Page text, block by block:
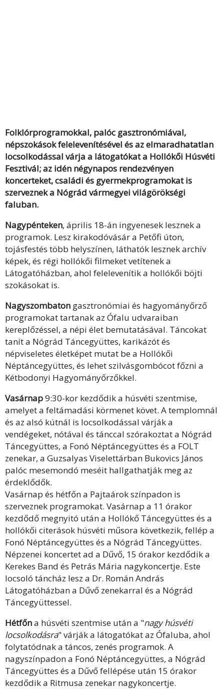
Folklórprogramokkal, palóc gasztronómiával,
népszokások felelevenítésével és az elmaradhatatlan
locsolkodással várja a látogatókat a Hollókői Húsvéti
Fesztivál; az idén négynapos rendezvényen
koncerteket, családi és gyermekprogramokat is
szerveznek a Nógrád vármegyei világörökségi
faluban.
Nagypénteken, április 18-án ingyenesek lesznek a
programok. Lesz kirakodóvásár a Petőfi úton,
tojásfestés több helyszínen, láthatók lesznek archív
képek, és régi hollókői filmeket vetítenek a
Látogatóházban, ahol felelevenítik a hollókői böjti
szokásokat is.
Nagyszombaton gasztronómiai és hagyományőrző
programokat tartanak az Ófalu udvaraiban
kereplőzéssel, a népi élet bemutatásával. Táncokat
tanít a Nógrád Táncegyüttes, karikázót és
népviseletes életképet mutat be a Hollókői
Néptáncegyüttes, és lehet szilvásgombócot főzni a
Kétbodonyi Hagyományőrzőkkel.
Vasárnap9:30-kor kezdődik a húsvéti szentmise,
amelyet a feltámadási körmenet követ. A templomnál
és az alsó kútnál is locsolkodással várják a
vendégeket, nótával és tánccal szórakoztat a Nógrád
Táncegyüttes, a Fonó Néptáncegyüttes és a FOLT
zenekar, a Guzsalyas Viselettárban Bukovics János
palóc mesemondó meséit hallgathatják meg az
érdeklődők.
Vasárnap és hétfőn a Pajtaárok színpadon is
szerveznek programokat. Vasárnap a 11 órakor
kezdődő megnyitó után a Hollókő Táncegyüttes és a
hollókői citerások húsvéti műsora következik, fellép a
Fonó Néptáncegyüttes és a Nógrád Táncegyüttes.
Népzenei koncertet ad a Dűvő, 15 órakor kezdődik a
Kerekes Band és Petrás Mária nagykoncertje. Este
locsoló táncház lesz a Dr. Román András
Látogatóházban a Dűvő zenekarral és a Nógrád
Táncegyüttessel.
Hétfőna húsvéti szentmise után a "nagy húsvéti
locsolkodásra" várják a látogatókat az Ófaluba, ahol
folytatódnak a táncos, zenés programok. A
nagyszínpadon a Fonó Néptáncegyüttes, a Nógrád
Táncegyüttes és a Dűvő fellépése után 15 órakor
kezdődik a Ritmusa zenekar nagykoncertje.